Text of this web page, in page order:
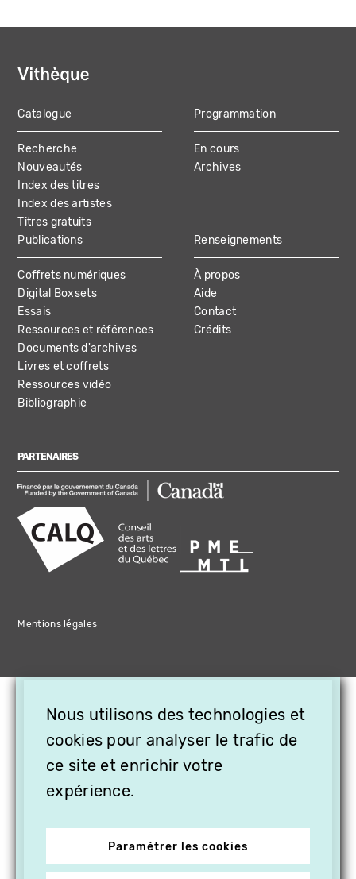
MAIN
NAVIGATION
Catalogue
Recherche
Nouveautés
Index des titres
Index des artistes
Titres gratuits
Programmation
En cours
Archives
Publications
Coffrets numériques
Digital Boxsets
Essais
Ressources et références
Documents d'archives
Livres et coffrets
Ressources vidéo
Bibliographie
Renseignements
À propos
Aide
Contact
Crédits
PARTENAIRES
Mentions légales
Nous utilisons des technologies et
cookies pour analyser le trafic de
ce site et enrichir votre
expérience.
Paramétrer les cookies
OFFREZ LA VIDÉO EN
CADEAU, ABONNEZ VOS
PROCHES À VITHÈQUE !